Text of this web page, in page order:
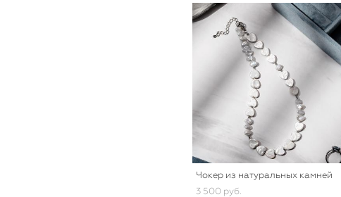
Чокер из натуральных камней
3 500 pуб.